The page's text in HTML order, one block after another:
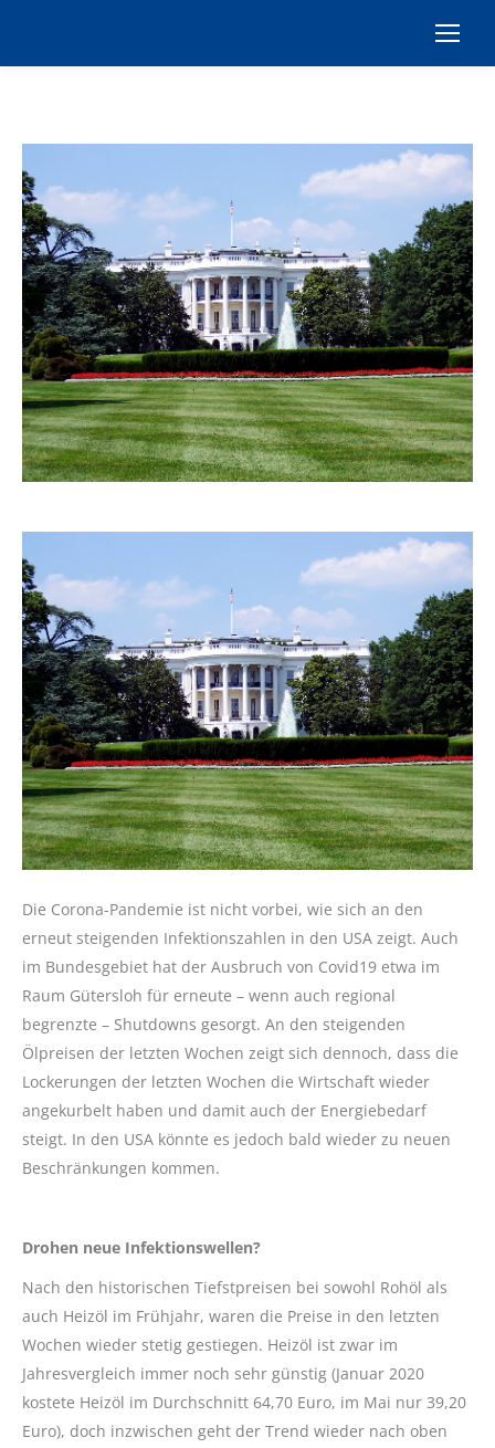
Die Corona-Pandemie ist nicht vorbei, wie sich an den
erneut steigenden Infektionszahlen in den USA zeigt. Auch
im Bundesgebiet hat der Ausbruch von Covid19 etwa im
Raum Gütersloh für erneute – wenn auch regional
begrenzte – Shutdowns gesorgt. An den steigenden
Ölpreisen der letzten Wochen zeigt sich dennoch, dass die
Lockerungen der letzten Wochen die Wirtschaft wieder
angekurbelt haben und damit auch der Energiebedarf
steigt. In den USA könnte es jedoch bald wieder zu neuen
Beschränkungen kommen.
Drohen neue Infektionswellen?
Nach den historischen Tiefstpreisen bei sowohl Rohöl als
auch Heizöl im Frühjahr, waren die Preise in den letzten
Wochen wieder stetig gestiegen. Heizöl ist zwar im
Jahresvergleich immer noch sehr günstig (Januar 2020
kostete Heizöl im Durchschnitt 64,70 Euro, im Mai nur 39,20
Euro), doch inzwischen geht der Trend wieder nach oben